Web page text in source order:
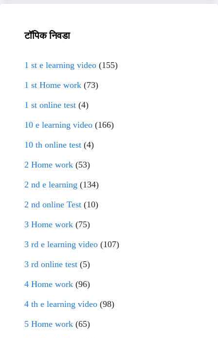
टॉपिक निवडा
1 st e learning video (155)
1 st Home work (73)
1 st online test (4)
10 e learning video (166)
10 th online test (4)
2 Home work (53)
2 nd e learning (134)
2 nd online Test (10)
3 Home work (75)
3 rd e learning video (107)
3 rd online test (5)
4 Home work (96)
4 th e learning video (98)
5 Home work (65)